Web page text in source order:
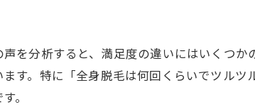
位ごとの脱毛回数と自己処理の減り方
療脱毛でツルツルを目指すための期間
を分析すると、満足度の違いにはいくつ
す。特に「全身脱毛は何回くらいでツル
。